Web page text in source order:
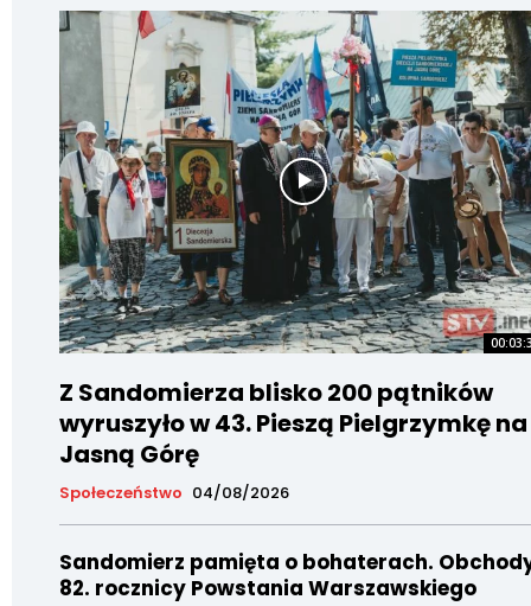
Z Sandomierza blisko 200 pątników
wyruszyło w 43. Pieszą Pielgrzymkę na
Jasną Górę
Społeczeństwo 04/08/2026
Sandomierz pamięta o bohaterach.
82. rocznicy Powstania Warszawskiego